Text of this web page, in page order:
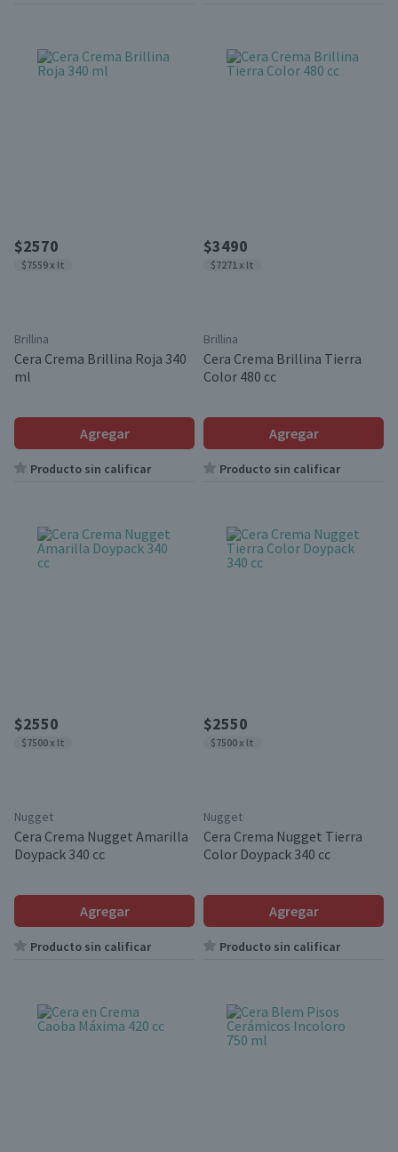
$2570
$7559 x lt
Brillina
Cera Crema Brillina Roja 340
ml
Agregar
Producto sin calificar
$3490
$7271 x lt
Brillina
Cera Crema Brillina Tierra
Color 480 cc
Agregar
Producto sin calificar
$2550
$7500 x lt
Nugget
Cera Crema Nugget Amarilla
Doypack 340 cc
Agregar
Producto sin calificar
$2550
$7500 x lt
Nugget
Cera Crema Nugget Tierra
Color Doypack 340 cc
Agregar
Producto sin calificar